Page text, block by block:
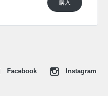
購入
Facebook Instagram